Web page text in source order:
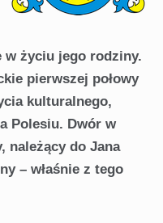
w życiu jego rodziny.
pierwszej połowy
kulturalnego,
Polesiu. Dwór w
należący do Jana
– właśnie z tego